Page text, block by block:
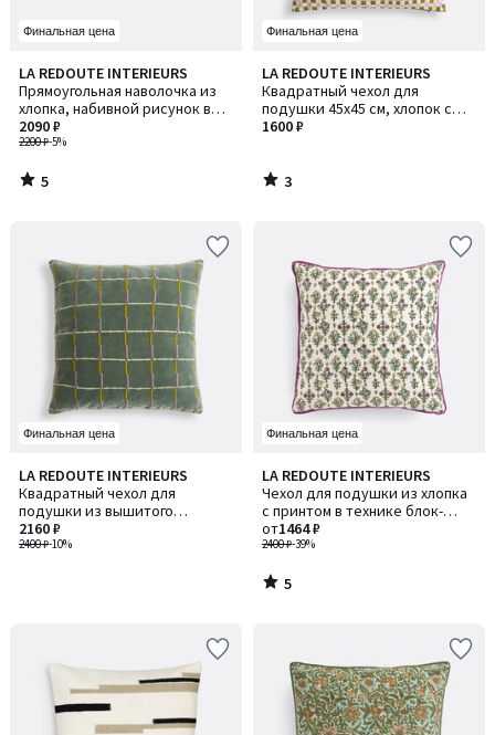
Финальная цена
LA REDOUTE INTERIEURS
Прямоугольная наволочка из
хлопка, набивной рисунок в
клетку, OSWALD / ОСВАЛЬД
2200 ₽-5%
2090 ₽
5
/
5
5
/
Финальная цена
LA REDOUTE INTERIEURS
Квадратный чехол для
подушки 45x45 см, хлопок с
цветочным принтом, DELILA /
1600 ₽
3
/
5
3
/
Финальная цена
LA REDOUTE INTERIEURS
Квадратный чехол для
подушки из вышитого
хлопкового велюра, JANAE /
ДЖАНАЕ
2400 ₽-10%
2160 ₽
Финальная цена
LA REDOUTE INTERIEURS
Чехол для подушки из хлопка
с принтом в технике блок-
принт, SHANDIRA / ШАНДИРА
2400 ₽-39%
от1464 ₽
5
/
5
5
/